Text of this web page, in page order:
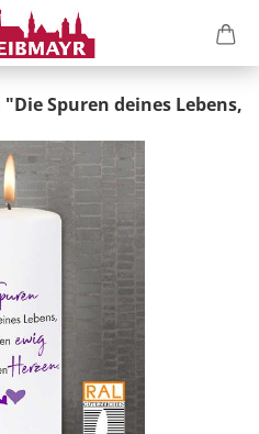
Spuren deines Lebens,